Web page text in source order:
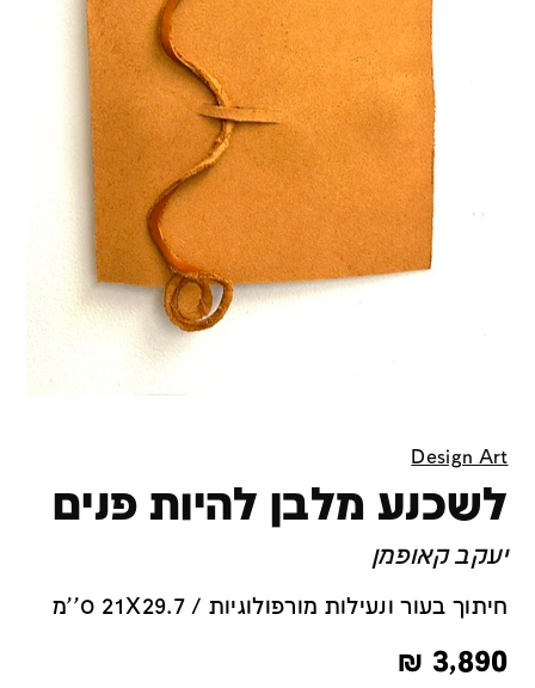
Design Art
לשכנע מלבן להיות פנים
יעקב קאופמן
חיתוך בעור ונעילות מורפולוגיות / 21X29.7 ס''מ
3,890
₪